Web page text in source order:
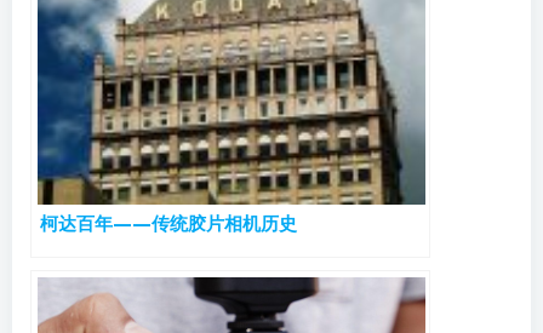
柯达百年——传统胶片相机历史